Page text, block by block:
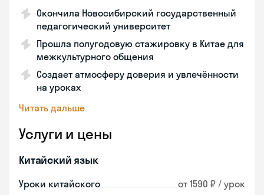
Окончила Новосибирский государственный
педагогический университет
Прошла полугодовую стажировку в Китае для
межкультурного общения
Создает атмосферу доверия и увлечённости
на уроках
Читать дальше
Услуги и цены
Китайский язык
Уроки китайского от 1590 ₽ / урок